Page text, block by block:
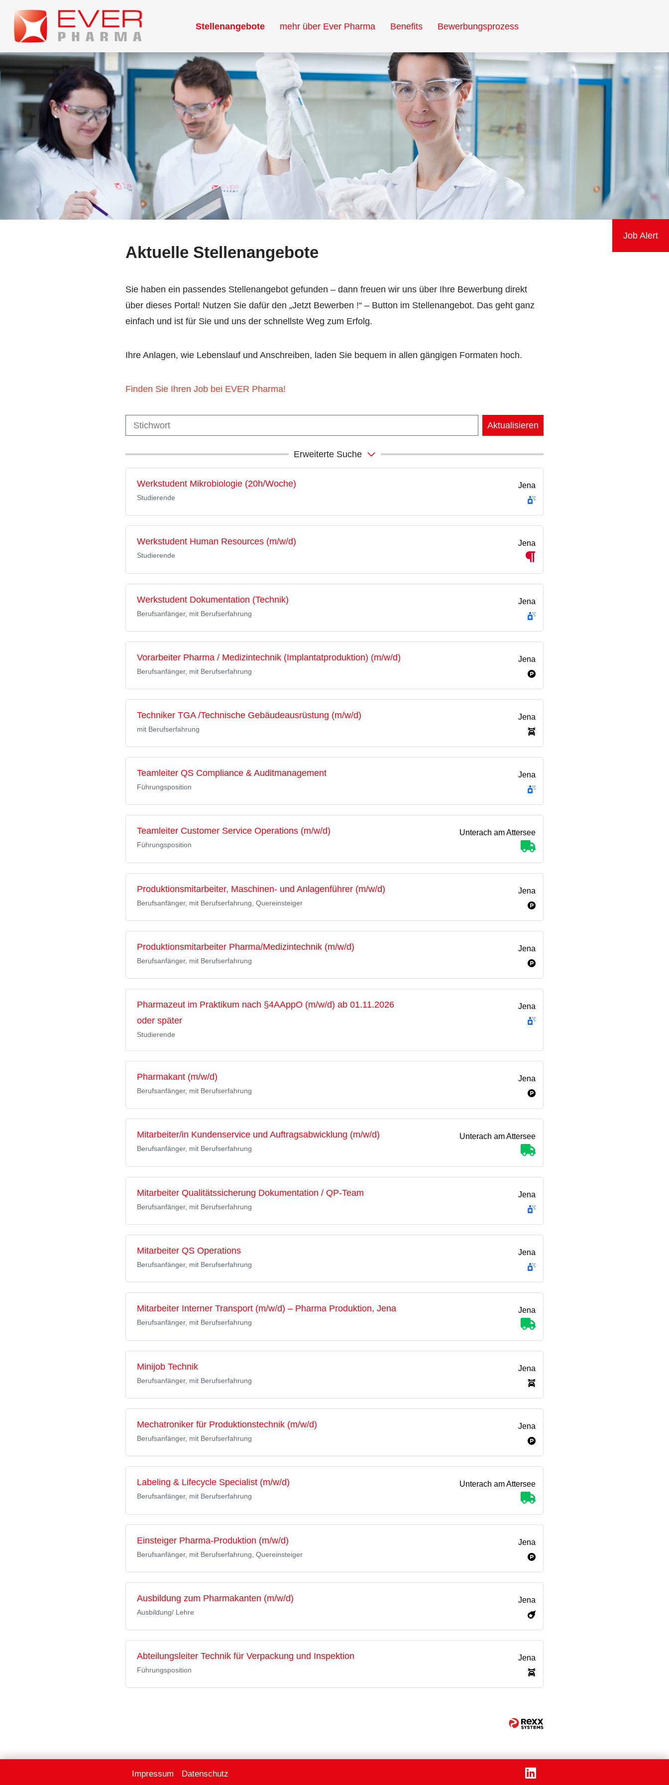
Stellenangebote mehr über Ever Pharma Benefits Bewerbungsprozess
Aktuelle Stellenangebote
Sie haben ein passendes Stellenangebot gefunden – dann freuen wir uns über Ihre Bewerbung direkt
über dieses Portal! Nutzen Sie dafür den „Jetzt Bewerben !“ – Button im Stellenangebot. Das geht ganz
einfach und ist für Sie und uns der schnellste Weg zum Erfolg.
Ihre Anlagen, wie Lebenslauf und Anschreiben, laden Sie bequem in allen gängigen Formaten hoch.
Finden Sie Ihren Job bei EVER Pharma!
Aktualisieren
Erweiterte Suche
Werkstudent Mikrobiologie (20h/Woche)
Studierende
Jena
Werkstudent Human Resources (m/w/d)
Studierende
Jena
Werkstudent Dokumentation (Technik)
Berufsanfänger, mit Berufserfahrung
Jena
Vorarbeiter Pharma / Medizintechnik (Implantatproduktion) (m/w/d)
Berufsanfänger, mit Berufserfahrung
Jena
Techniker TGA /Technische Gebäudeausrüstung (m/w/d)
mit Berufserfahrung
Jena
Teamleiter QS Compliance & Auditmanagement
Führungsposition
Jena
Teamleiter Customer Service Operations (m/w/d)
Führungsposition
Unterach am Attersee
Produktionsmitarbeiter, Maschinen- und Anlagenführer (m/w/d)
Berufsanfänger, mit Berufserfahrung, Quereinsteiger
Jena
Produktionsmitarbeiter Pharma/Medizintechnik (m/w/d)
Berufsanfänger, mit Berufserfahrung
Jena
Pharmazeut im Praktikum nach §4AAppO (m/w/d) ab 01.11.2026
oder später
Studierende
Jena
Pharmakant (m/w/d)
Berufsanfänger, mit Berufserfahrung
Jena
Mitarbeiter/in Kundenservice und Auftragsabwicklung (m/w/d)
Berufsanfänger, mit Berufserfahrung
Unterach am Attersee
Mitarbeiter Qualitätssicherung Dokumentation / QP-Team
Berufsanfänger, mit Berufserfahrung
Jena
Mitarbeiter QS Operations
Berufsanfänger, mit Berufserfahrung
Jena
Mitarbeiter Interner Transport (m/w/d) – Pharma Produktion, Jena
Berufsanfänger, mit Berufserfahrung
Jena
Minijob Technik
Berufsanfänger, mit Berufserfahrung
Jena
Mechatroniker für Produktionstechnik (m/w/d)
Berufsanfänger, mit Berufserfahrung
Jena
Labeling & Lifecycle Specialist (m/w/d)
Berufsanfänger, mit Berufserfahrung
Unterach am Attersee
Einsteiger Pharma-Produktion (m/w/d)
Berufsanfänger, mit Berufserfahrung, Quereinsteiger
Jena
Ausbildung zum Pharmakanten (m/w/d)
Ausbildung/ Lehre
Jena
Abteilungsleiter Technik für Verpackung und Inspektion
Führungsposition
Jena
Job Alert
Impressum Datenschutz